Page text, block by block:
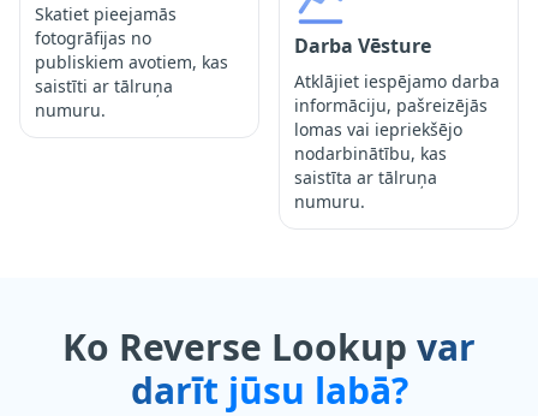
Skatiet pieejamās
fotogrāfijas no
publiskiem avotiem, kas
saistīti ar tālruņa
numuru.
Darba Vēsture
Atklājiet iespējamo darba
informāciju, pašreizējās
lomas vai iepriekšējo
nodarbinātību, kas
saistīta ar tālruņa
numuru.
Ko Reverse Lookup var
darīt jūsu labā?